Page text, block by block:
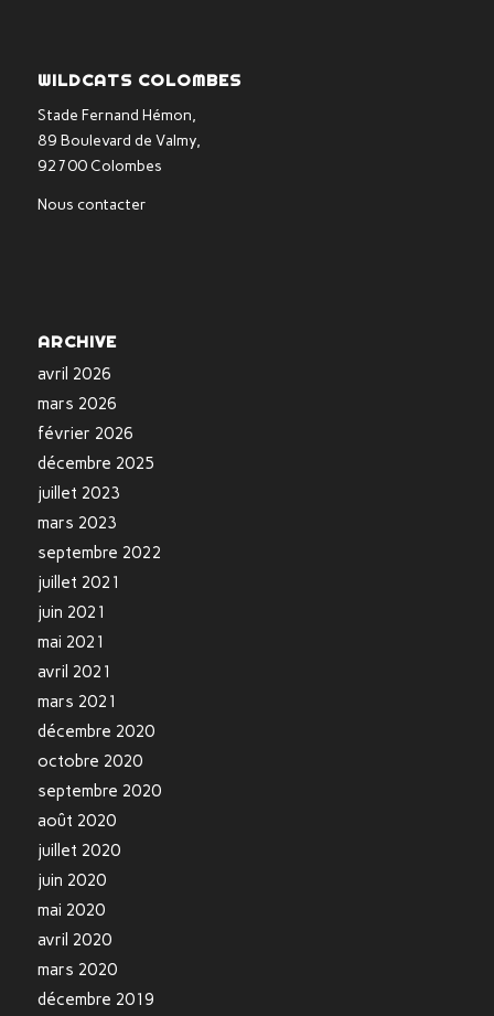
WILDCATS COLOMBES
Stade Fernand Hémon,
89 Boulevard de Valmy,
92700 Colombes
Nous contacter
ARCHIVE
avril 2026
mars 2026
février 2026
décembre 2025
juillet 2023
mars 2023
septembre 2022
juillet 2021
juin 2021
mai 2021
avril 2021
mars 2021
décembre 2020
octobre 2020
septembre 2020
août 2020
juillet 2020
juin 2020
mai 2020
avril 2020
mars 2020
décembre 2019